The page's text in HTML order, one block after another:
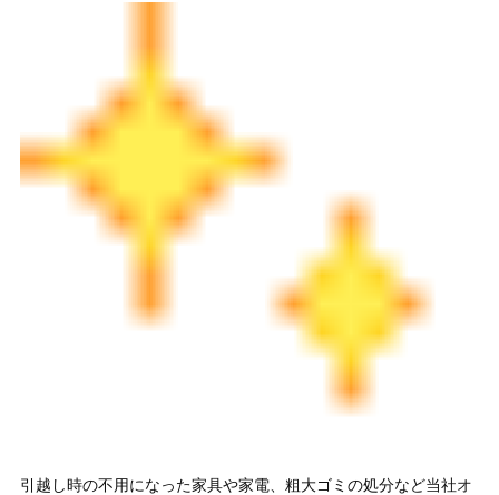
引越し時の不用になった家具や家電、粗大ゴミの処分など当社オ